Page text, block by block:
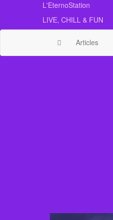
content
L'EternoStation
LIVE, CHILL & FUN
Articles